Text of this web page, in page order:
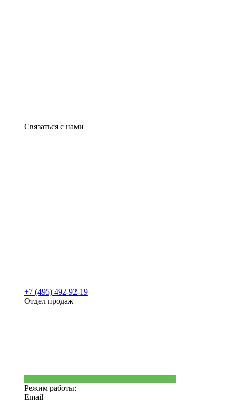
Связаться с нами
+7 (495) 492-92-19
Отдел продаж
Режим работы:
Email